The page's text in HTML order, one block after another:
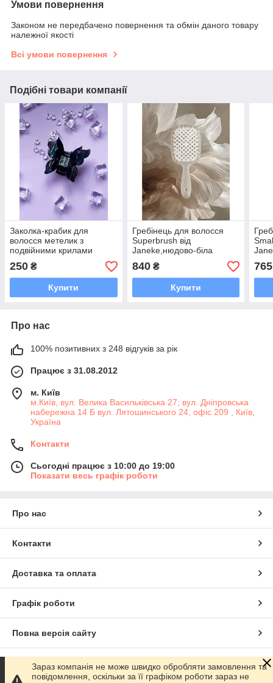
Умови повернення
Законом не передбачено повернення та обмін даного товару
належної якості
Всі умови повернення
Подібні товари компанії
Заколка-крабик для
волосся метелик з
подвійними крилами
чорний
250 ₴
Купити
Гребінець для волосся
Superbrush від
Janeke,нюдово-біла
840₴
Купити
білі
765
Про нас
100% позитивних з 248 відгуків за рік
Працює з 31.08.2012
м. Київ
м.Київ, вул. Велика Васильківська 27; вул. Дніпровська
набережна 14 Б вул. Лятошинського 24, офіс 209 , Київ,
Україна
Контакти
Сьогодні працює з 10:00 до 19:00
Показати весь графік роботи
Про нас
Контакти
Доставка та оплата
Графік роботи
Повна версія сайту
Сайт створено на маркетплейсіProm.ua
Зараз компанія не може швидко обробляти замовлення та
повідомлення, оскільки за її графіком роботи зараз не